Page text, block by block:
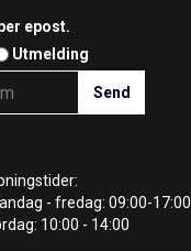
epost.
Utmelding
- fredag: 09:00-17:00
10:00 - 14:00